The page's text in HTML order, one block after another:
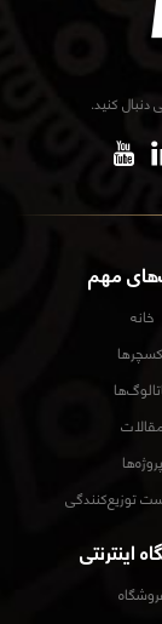
مهم
خانه
پروژه‌ها
توزیع‌کنندگی
کنید.
اینترنتی